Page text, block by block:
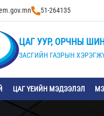
51-264135
ЦАГ УУР, ОРЧНЫ
ЗАСГИЙН ГАЗРЫН
ЦАГ ҮЕИЙН МЭДЭЭЛЭЛ